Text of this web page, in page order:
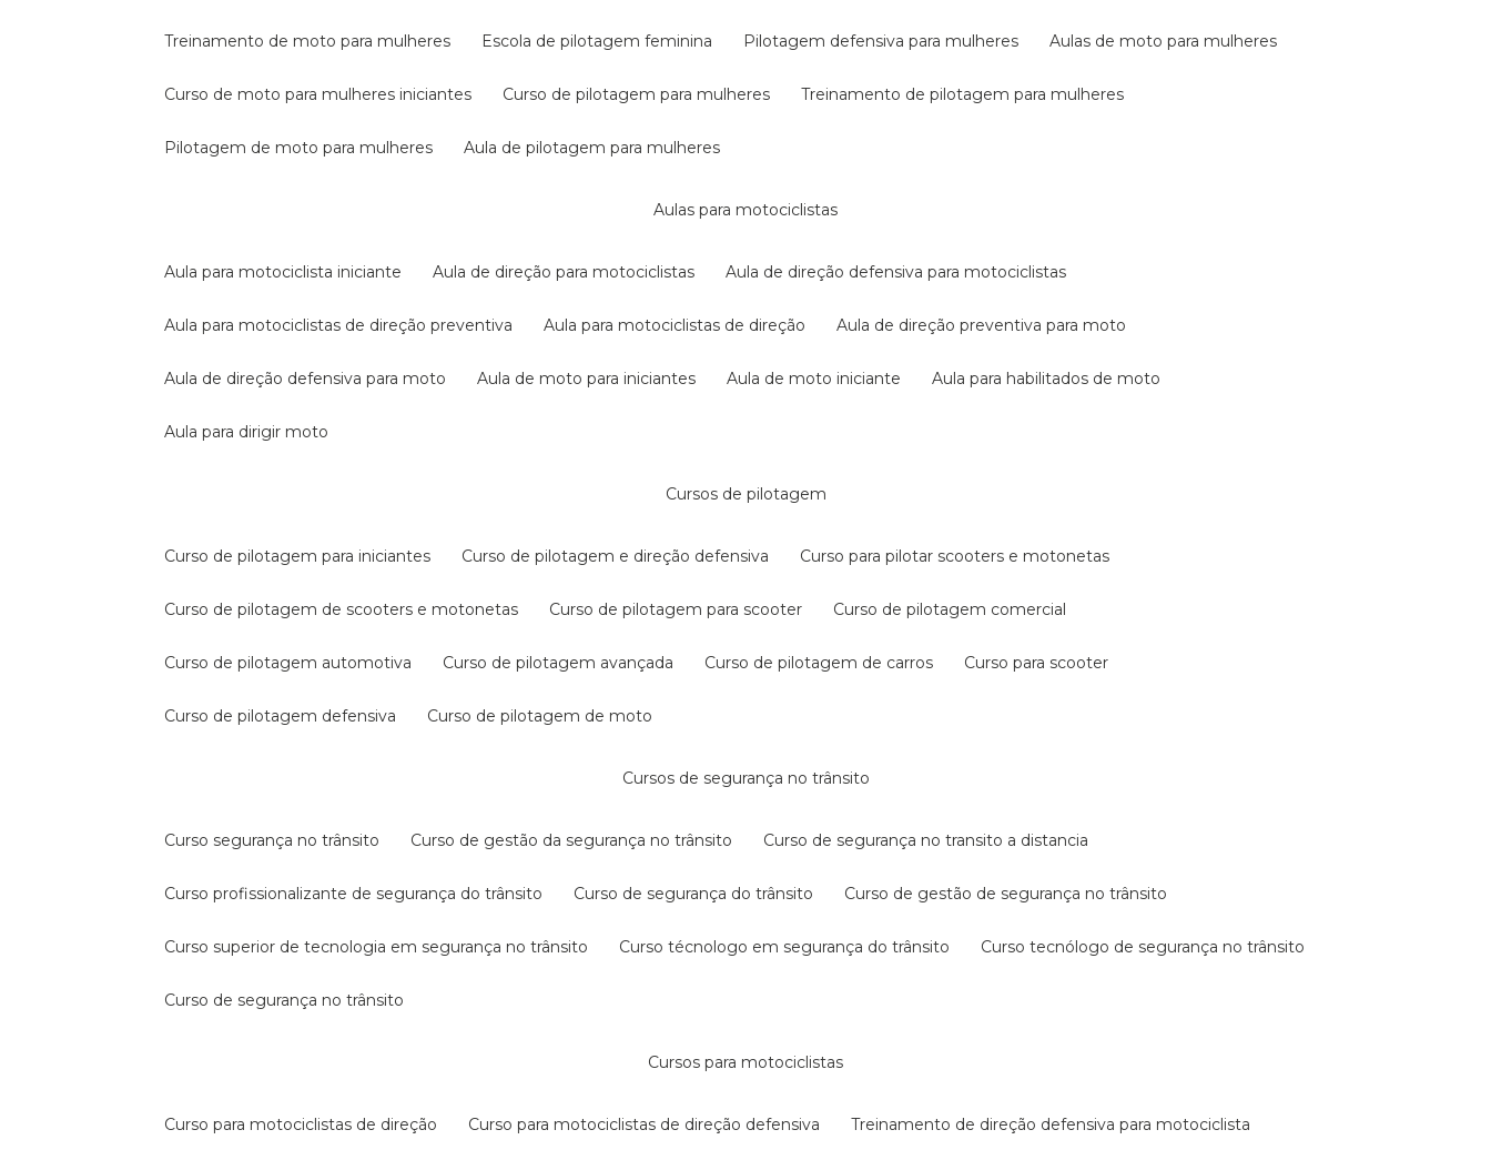
treinamento de moto para mulheres escola de pilotagem feminina pilotagem defensiva para mulheres aulas de moto para mulheres
curso de moto para mulheres iniciantes curso de pilotagem para mulheres treinamento de pilotagem para mulheres
pilotagem de moto para mulheres aula de pilotagem para mulheres
aulas para motociclistas
aula para motociclista iniciante aula de direção para motociclistas aula de direção defensiva para motociclistas
aula para motociclistas de direção preventiva aula para motociclistas de direção aula de direção preventiva para moto
aula de direção defensiva para moto aula de moto para iniciantes aula de moto iniciante aula para habilitados de moto
aula para dirigir moto
cursos de pilotagem
curso de pilotagem para iniciantes curso de pilotagem e direção defensiva curso para pilotar scooters e motonetas
curso de pilotagem de scooters e motonetas curso de pilotagem para scooter curso de pilotagem comercial
curso de pilotagem automotiva curso de pilotagem avançada curso de pilotagem de carros curso para scooter
curso de pilotagem defensiva curso de pilotagem de moto
cursos de segurança no trânsito
curso segurança no trânsito curso de gestão da segurança no trânsito curso de segurança no transito a distancia
curso profissionalizante de segurança do trânsito curso de segurança do trânsito curso de gestão de segurança no trânsito
curso superior de tecnologia em segurança no trânsito curso técnologo em segurança do trânsito curso tecnólogo de segurança no trânsito
curso de segurança no trânsito
cursos para motociclistas
curso para motociclistas de direção curso para motociclistas de direção defensiva treinamento de direção defensiva para motociclista